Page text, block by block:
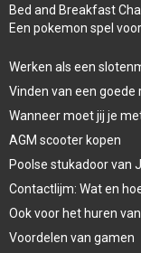
Bed and Breakfast
Een pokemon spel
Werken als een
Vinden van een goede
Wanneer moet jij je
AGM scooter kopen
Poolse stukadoor van
Contactlijm: Wat en
Ook voor het huren
Voordelen van gamen